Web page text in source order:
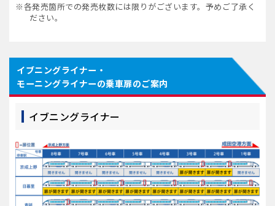
※各発売箇所での発売枚数には限りがございます。予めご了承く
ださい。
イブニングライナー・
モーニングライナーの乗車扉のご案内
イブニングライナー